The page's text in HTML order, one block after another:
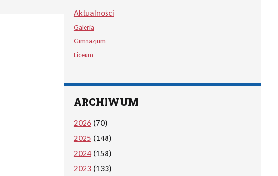
Aktualności
Galeria
Gimnazjum
Liceum
ARCHIWUM
2026(70)
2025 (148)
2024(158)
2023(133)